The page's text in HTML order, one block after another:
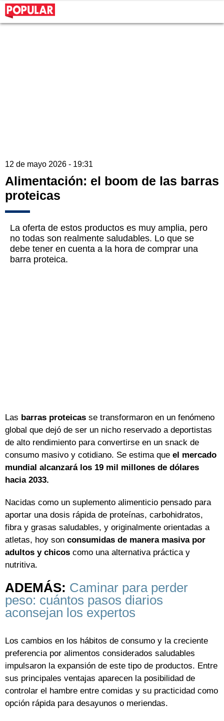
12 de mayo 2026 - 19:31
Alimentación: el boom de las barras
proteicas
La oferta de estos productos es muy amplia, pero
no todas son realmente saludables. Lo que se
debe tener en cuenta a la hora de comprar una
barra proteica.
Las barras proteicas se transformaron en un fenómeno
global que dejó de ser un nicho reservado a deportistas
de alto rendimiento para convertirse en un snack de
consumo masivo y cotidiano. Se estima que el mercado
mundial alcanzará los 19 mil millones de dólares
hacia 2033.
Nacidas como un suplemento alimenticio pensado para
aportar una dosis rápida de proteínas, carbohidratos,
fibra y grasas saludables, y originalmente orientadas a
atletas, hoy son consumidas de manera masiva por
adultos y chicos como una alternativa práctica y
nutritiva.
ADEMÁS: Caminar para perder
peso: cuántos pasos diarios
aconsejan los expertos
Los cambios en los hábitos de consumo y la creciente
preferencia por alimentos considerados saludables
impulsaron la expansión de este tipo de productos. Entre
sus principales ventajas aparecen la posibilidad de
controlar el hambre entre comidas y su practicidad como
opción rápida para desayunos o meriendas.